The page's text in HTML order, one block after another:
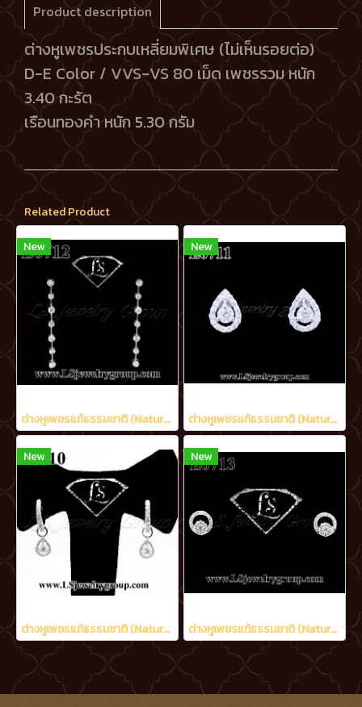
Product description
ต่างหูเพชรประกบเหลี่ยมพิเศษ (ไม่เห็นรอยต่อ)
D-E Color / VVS-VS 80 เม็ด เพชรรวม หนัก
3.40 กะรัต
เรือนทองคำ หนัก 5.30 กรัม
Related Product
New
ต่างหูเพชรแท้ธรรมชาติ (Natural Diamonds) 1.20 Ct.
New
ต่างหูเพชรแท้ธรรมชาติ (Natural Diamonds) 0.60 Ct.
New
ต่างหูเพชรแท้ธรรมชาติ (Natural Diamonds) 0.90 Ct.
New
ต่างหูเพชรแท้ธรรมชาติ (Natural Diamonds) 0.48 Ct.